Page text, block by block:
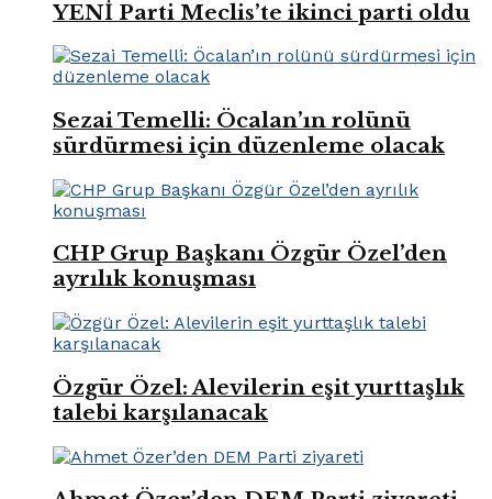
YENİ Parti Meclis’te ikinci parti oldu
Sezai Temelli: Öcalan’ın rolünü
sürdürmesi için düzenleme olacak
CHP Grup Başkanı Özgür Özel’den
ayrılık konuşması
Özgür Özel: Alevilerin eşit yurttaşlık
talebi karşılanacak